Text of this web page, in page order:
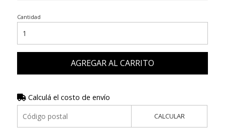
Cantidad
AGREGAR AL CARRITO
Calculá el costo de envío
CALCULAR